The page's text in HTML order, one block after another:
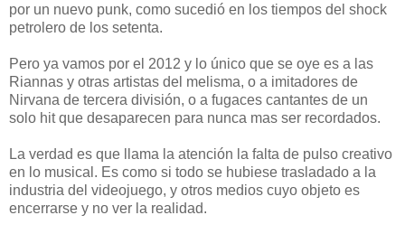
por un nuevo punk, como sucedió en los tiempos del shock
petrolero de los setenta.
Pero ya vamos por el 2012 y lo único que se oye es a las
Riannas y otras artistas del melisma, o a imitadores de
Nirvana de tercera división, o a fugaces cantantes de un
solo hit que desaparecen para nunca mas ser recordados.
La verdad es que llama la atención la falta de pulso creativo
en lo musical. Es como si todo se hubiese trasladado a la
industria del videojuego, y otros medios cuyo objeto es
encerrarse y no ver la realidad.